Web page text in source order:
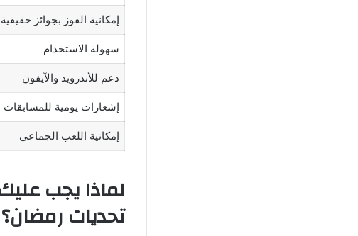
إمكانية الفوز بجوائز حقيقية
سهولة الاستخدام
دعم للأندرويد والآيفون
إشعارات يومية للمسابقات
إمكانية اللعب الجماعي
لماذا يجب
تحديات رمضان؟